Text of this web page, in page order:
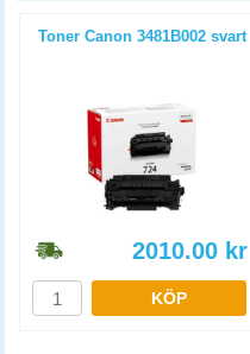
Toner Canon 3481B002 svart
2010.00 kr
KÖP